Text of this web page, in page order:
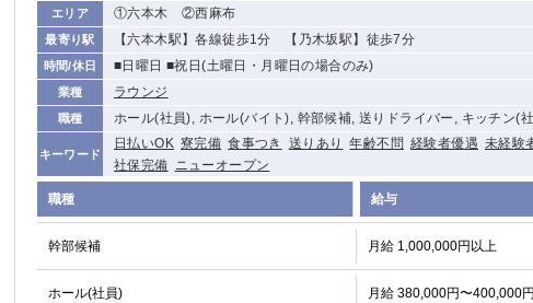
エリア ①六本木 ②西麻布
最寄り駅 【六本木駅】各線徒歩1分 【乃木坂駅】徒歩7分
時間/休日 ■日曜日 ■祝日(土曜日・月曜日の場合のみ)
業種 ラウンジ
職種 ホール(社員), ホール(バイト), 幹部候補, 送りドライバー, キッチン(
キーワード
日払いOK 寮完備 食事つき 送りあり 年齢不問 経験者優遇 未経験
社保完備 ニューオープン
職種 給与
幹部候補 月給 1,000,000円以上
ホール(社員) 月給 380,000円〜400,000
土浦 ひたち野うしく
高崎 館林
該当求人 0件 選択した内容で設定